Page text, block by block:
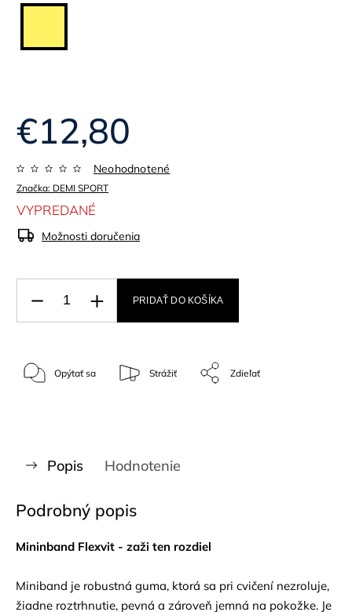
Značka: DEMI SPORT
Neohodnotené
€12,80
VYPREDANÉ
Možnosti doručenia
PRIDAŤ DO KOŠÍKA
Opýtať sa Strážiť Zdieľať
Popis Hodnotenie
Podrobný popis
Mininband Flexvit - zaži ten rozdiel
Miniband je robustná guma, ktorá sa pri cvičení nezroluje,
žiadne roztrhnutie, pevná a zároveň jemná na pokožke. Je